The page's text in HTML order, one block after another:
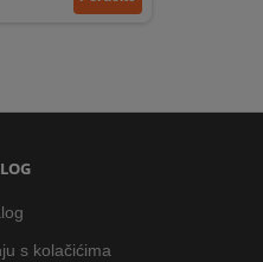
s kolačićima